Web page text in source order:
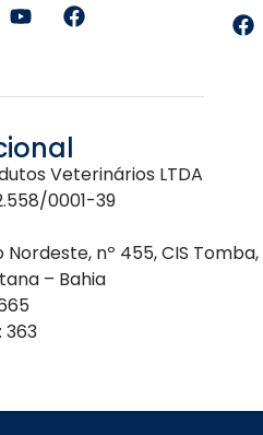
Veterinários LTDA
0001-39
Nordeste, nº 455, CIS Tomba,
– Bahia
363